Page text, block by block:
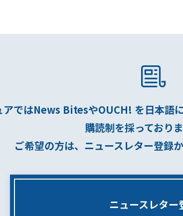
ではNews BitesやOUCH! を日本語
購読制を採っておりま
ご希望の方は、ニュースレター登録
ニュースレター